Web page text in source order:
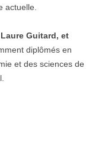
actuelle.
Guitard, et
diplômés en
et des sciences de